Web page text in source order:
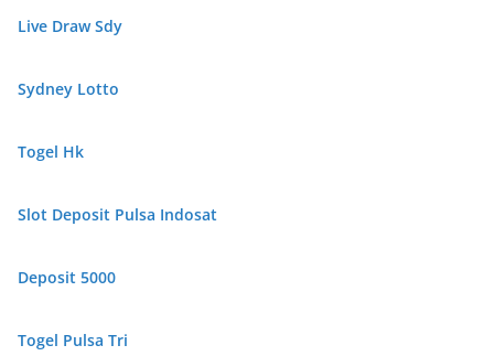
Live Draw Sdy
Sydney Lotto
Togel Hk
Slot Deposit Pulsa Indosat
Deposit 5000
Togel Pulsa Tri